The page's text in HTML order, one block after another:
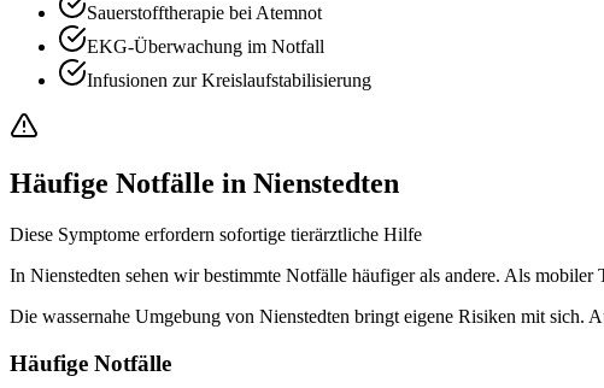
Sauerstofftherapie bei Atemnot
EKG-Überwachung im Notfall
Infusionen zur Kreislaufstabilisierung
Häufige Notfälle in Nienstedten
Diese Symptome erfordern sofortige tierärztliche Hilfe
In Nienstedten sehen wir bestimmte Notfälle häufiger als andere. Als
Die wassernahe Umgebung von Nienstedten bringt eigene Risiken mit sich.
Häufige Notfälle